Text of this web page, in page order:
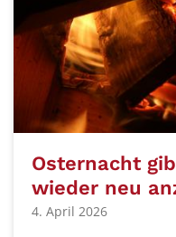
Osternacht
wieder neu
4. April 2026